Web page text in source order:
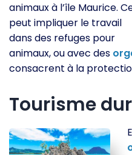
animaux à l’île Maurice.
peut impliquer le travail
dans des refuges pour
animaux, ou avec des
consacrent à la
Tourisme